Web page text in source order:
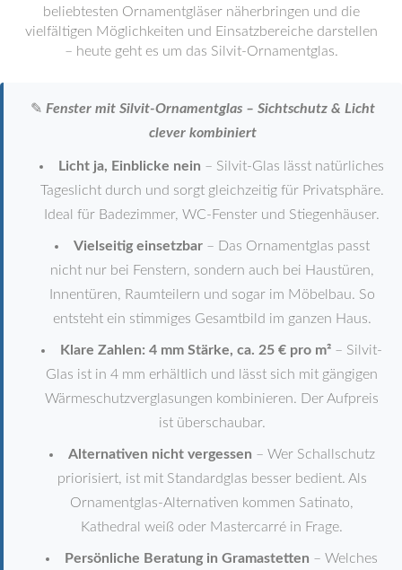
beliebtesten Ornamentgläser näherbringen und die
vielfältigen Möglichkeiten und Einsatzbereiche darstellen
– heute geht es um das Silvit-Ornamentglas.
✎ Fenster mit Silvit-Ornamentglas – Sichtschutz & Licht
clever kombiniert
Licht ja, Einblicke nein – Silvit-Glas lässt natürliches
Tageslicht durch und sorgt gleichzeitig für Privatsphäre.
Ideal für Badezimmer, WC-Fenster und Stiegenhäuser.
Vielseitig einsetzbar– Das Ornamentglas passt
nicht nur bei Fenstern, sondern auch bei Haustüren,
Innentüren, Raumteilern und sogar im Möbelbau. So
entsteht ein stimmiges Gesamtbild im ganzen Haus.
Klare Zahlen: 4 mm Stärke, ca. 25 € pro m² – Silvit-
Glas ist in 4 mm erhältlich und lässt sich mit gängigen
Wärmeschutzverglasungen kombinieren. Der Aufpreis
ist überschaubar.
Alternativen nicht vergessen – Wer Schallschutz
priorisiert, ist mit Standardglas besser bedient. Als
Ornamentglas-Alternativen kommen Satinato,
Kathedral weiß oder Mastercarré in Frage.
Persönliche Beratung in Gramastetten – Welches